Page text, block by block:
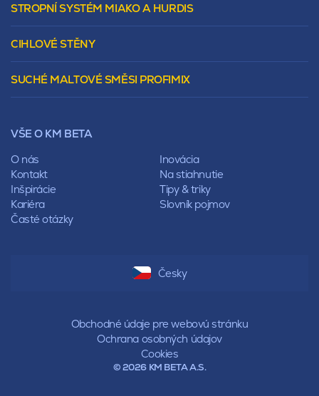
Beta
Sedlová
Valbová
Mansardová
Pultová
Sedlová
Polovalbová
Stanová
Mansardová
Pultová
Hodonka
Tepelnoizolačný prvok
Vencovky
Preklady
Lícové murivo
Pálené zdivo Profiblok
Nosné murivo
Priečky
Vencovky
Preklady
STROPNÍ SYSTÉM MIAKO A HURDIS
CIHLOVÉ STĚNY
SUCHÉ MALTOVÉ SMĚSI PROFIMIX
VŠE O KM BETA
O nás
Inovácia
Kontakt
Na stiahnutie
Inšpirácie
Tipy & triky
Kariéra
Slovník pojmov
Časté otázky
Česky
© 2026 KM BETA A.S.
Obchodné údaje pre webovú stránku
Ochrana osobných údajov
Cookies